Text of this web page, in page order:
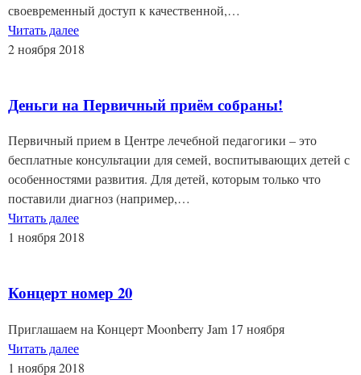
своевременный доступ к качественной,…
Читать далее
2 ноября 2018
Деньги на Первичный приём собраны!
Первичный прием в Центре лечебной педагогики – это
бесплатные консультации для семей, воспитывающих детей с
особенностями развития. Для детей, которым только что
поставили диагноз (например,…
Читать далее
1 ноября 2018
Концерт номер 20
Приглашаем на Концерт Moonberry Jam 17 ноября
Читать далее
1 ноября 2018